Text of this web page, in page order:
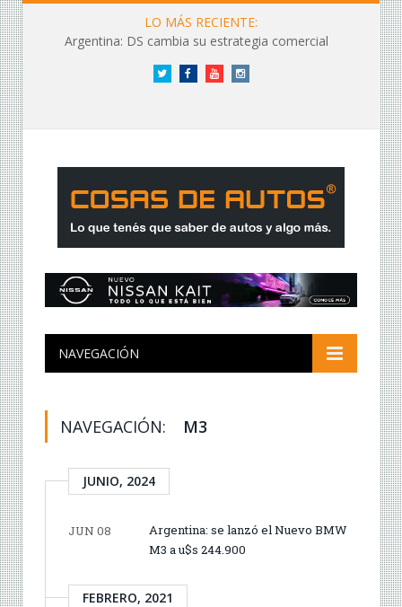
LO MÁS RECIENTE:
Argentina: DS cambia su estrategia comercial
Twitter FacebookYouTubeInstagram
NAVEGACIÓN
NAVEGACIÓN: M3
JUNIO, 2024
JUN 08
Argentina: se lanzó el Nuevo BMW
M3 a u$s 244.900
FEBRERO, 2021